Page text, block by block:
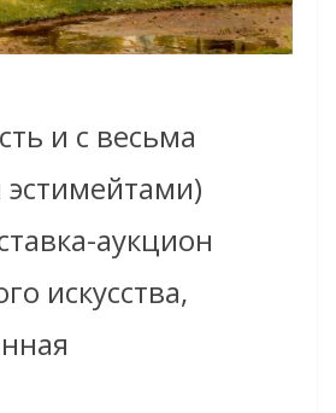
и с весьма
аукцион
искусства,